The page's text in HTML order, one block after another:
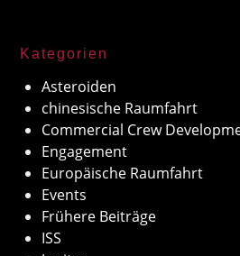
Kategorien
Asteroiden
chinesische Raumfahrt
Commercial Crew
Engagement
Europäische Raumfahrt
Events
Frühere Beiträge
ISS